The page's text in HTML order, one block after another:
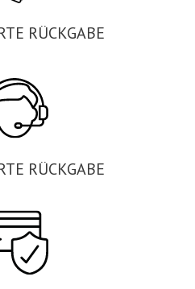
RÜCKGABE
RÜCKGABE